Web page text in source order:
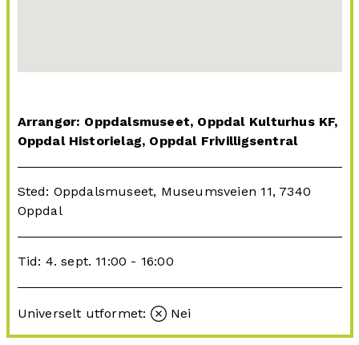
Arrangør: Oppdalsmuseet, Oppdal Kulturhus KF,
Oppdal Historielag, Oppdal Frivilligsentral
Sted: Oppdalsmuseet, Museumsveien 11, 7340
Oppdal
Tid: 4. sept. 11:00 - 16:00
Universelt utformet: Nei